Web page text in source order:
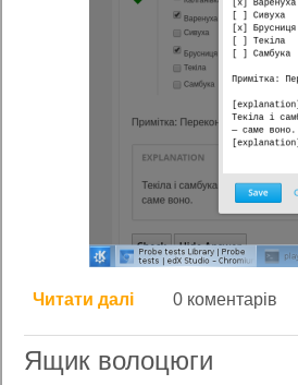
Читати далі про Як я ставив
0 коментарів
Ящик волоцюги